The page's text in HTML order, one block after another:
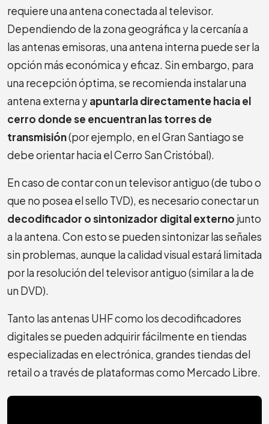
requiere una antena conectada al televisor.
Dependiendo de la zona geográfica y la cercanía a
las antenas emisoras, una antena interna puede ser la
opción más económica y eficaz. Sin embargo, para
una recepción óptima, se recomienda instalar una
antena externa yapuntarla directamente hacia el
cerro donde se encuentran las torres de
transmisión(por ejemplo, en el Gran Santiago se
debe orientar hacia el Cerro San Cristóbal).
En caso de contar con un televisor antiguo (de tubo o
que no posea el sello TVD), es necesario conectar un
decodificador o sintonizador digital externo junto
a la antena. Con esto se pueden sintonizar las señales
sin problemas, aunque la calidad visual estará limitada
por la resolución del televisor antiguo (similar a la de
un DVD).
Tanto las antenas UHF como los decodificadores
digitales se pueden adquirir fácilmente en tiendas
especializadas en electrónica, grandes tiendas del
retail o a través de plataformas como Mercado Libre.